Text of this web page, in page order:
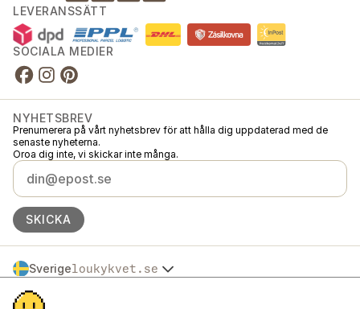
LEVERANSSÄTT
SOCIALA MEDIER
NYHETSBREV
Prenumerera på vårt nyhetsbrev för att hålla dig uppdaterad med de
senaste nyheterna.
Oroa dig inte, vi skickar inte många.
SKICKA
Sverigeloukykvet.se
Slovensko
© 2016 →